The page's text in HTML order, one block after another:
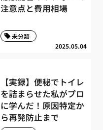
注意点と費用相場
2025.05.04
未分類
【実録】便秘でトイレ
を詰まらせた私がプロ
に学んだ！原因特定か
ら再発防止まで